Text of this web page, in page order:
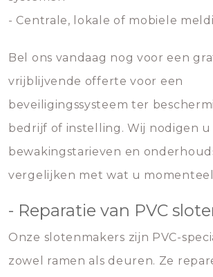
- Centrale, lokale of mobiele
Bel ons vandaag nog voor een
vrijblijvende offerte voor een
beveiligingssysteem ter
bedrijf of instelling. Wij nodigen
bewakingstarieven en
vergelijken met wat u
- Reparatie van PVC
Onze slotenmakers zijn PVC-
zowel ramen als deuren. Ze